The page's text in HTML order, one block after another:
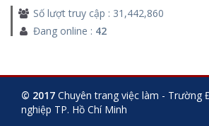
Số lượt truy cập : 31,442,860
Đang online : 42
© 2017 Chuyên trang việc làm - Trường
nghiệp TP. Hồ Chí Minh